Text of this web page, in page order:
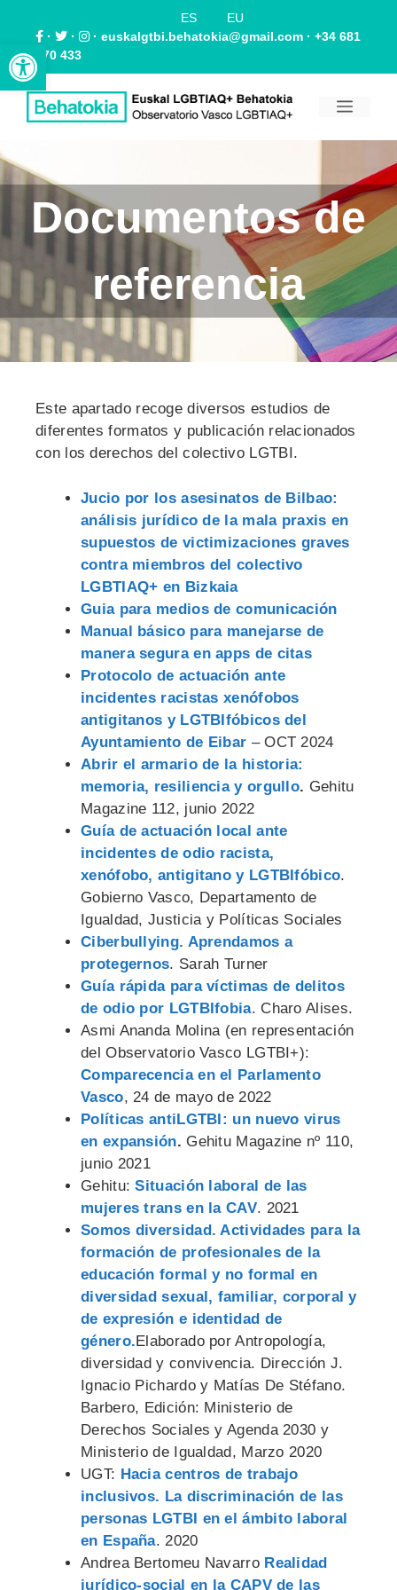
Abrir barra de herramientas
ES
EU
·
· · euskalgtbi.behatokia@gmail.com · +34 681
870 433
Documentos de
referencia
Este apartado recoge diversos estudios de
diferentes formatos y publicación relacionados
con los derechos del colectivo LGTBI.
Jucio por los asesinatos de Bilbao:
análisis jurídico de la mala praxis en
supuestos de victimizaciones graves
contra miembros del colectivo
LGBTIAQ+ en Bizkaia
Guia para medios de comunicación
Manual básico para manejarse de
manera segura en apps de citas
Protocolo de actuación ante
incidentes racistas xenófobos
antigitanos y LGTBIfóbicos del
Ayuntamiento de Eibar – OCT 2024
Abrir el armario de la historia:
memoria, resiliencia y orgullo. Gehitu
Magazine 112, junio 2022
Guía de actuación local ante
incidentes de odio racista,
xenófobo, antigitano y LGTBIfóbico.
Gobierno Vasco, Departamento de
Igualdad, Justicia y Políticas Sociales
Ciberbullying. Aprendamos a
protegernos. Sarah Turner
Guía rápida para víctimas de delitos
de odio por LGTBIfobia. Charo Alises.
Asmi Ananda Molina (en representación
del Observatorio Vasco LGTBI+):
Comparecencia en el Parlamento
Vasco, 24 de mayo de 2022
Políticas antiLGTBI: un nuevo virus
en expansión. Gehitu Magazine nº 110,
junio 2021
Gehitu:Situación laboral de las
mujeres trans en la CAV. 2021
Somos diversidad. Actividades para la
formación de profesionales de la
educación formal y no formal en
diversidad sexual, familiar, corporal y
de expresión e identidad de
género.Elaborado por Antropología,
diversidad y convivencia. Dirección J.
Ignacio Pichardo y Matías De Stéfano.
Barbero, Edición: Ministerio de
Derechos Sociales y Agenda 2030 y
Ministerio de Igualdad, Marzo 2020
UGT: Hacia centros de trabajo
inclusivos. La discriminación de las
personas LGTBI en el ámbito laboral
en España. 2020
Andrea Bertomeu Navarro Realidad
jurídico-social en la CAPV de las